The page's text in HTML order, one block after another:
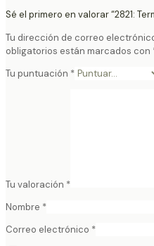
Sé el primero en valorar “2821:
Tu dirección de correo
obligatorios están marcados con
Tu puntuación *
Tu valoración *
Nombre *
Correo electrónico *